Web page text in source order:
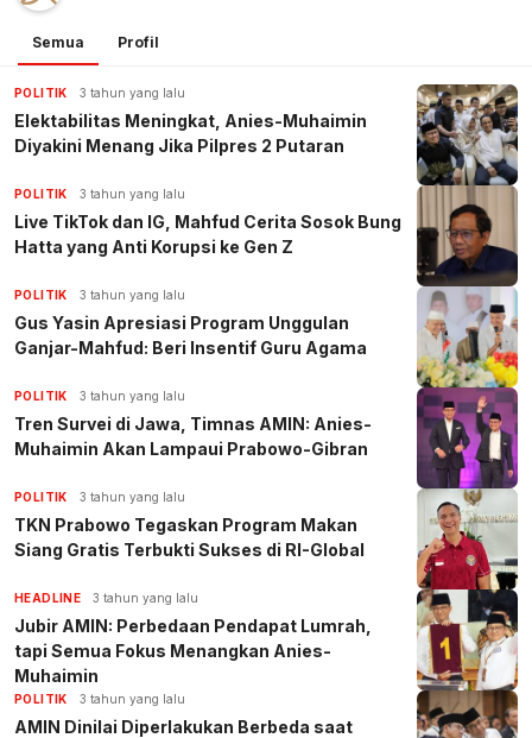
Semua Profil
POLITIK 3 tahun yang lalu
Elektabilitas Meningkat, Anies-Muhaimin
Diyakini Menang Jika Pilpres 2 Putaran
POLITIK 3 tahun yang lalu
Live TikTok dan IG, Mahfud Cerita Sosok Bung
Hatta yang Anti Korupsi ke Gen Z
POLITIK 3 tahun yang lalu
Gus Yasin Apresiasi Program Unggulan
Ganjar-Mahfud: Beri Insentif Guru Agama
POLITIK 3 tahun yang lalu
Tren Survei di Jawa, Timnas AMIN: Anies-
Muhaimin Akan Lampaui Prabowo-Gibran
POLITIK 3 tahun yang lalu
TKN Prabowo Tegaskan Program Makan
Siang Gratis Terbukti Sukses di RI-Global
HEADLINE 3 tahun yang lalu
Jubir AMIN: Perbedaan Pendapat Lumrah,
tapi Semua Fokus Menangkan Anies-
Muhaimin
POLITIK 3 tahun yang lalu
AMIN Dinilai Diperlakukan Berbeda saat